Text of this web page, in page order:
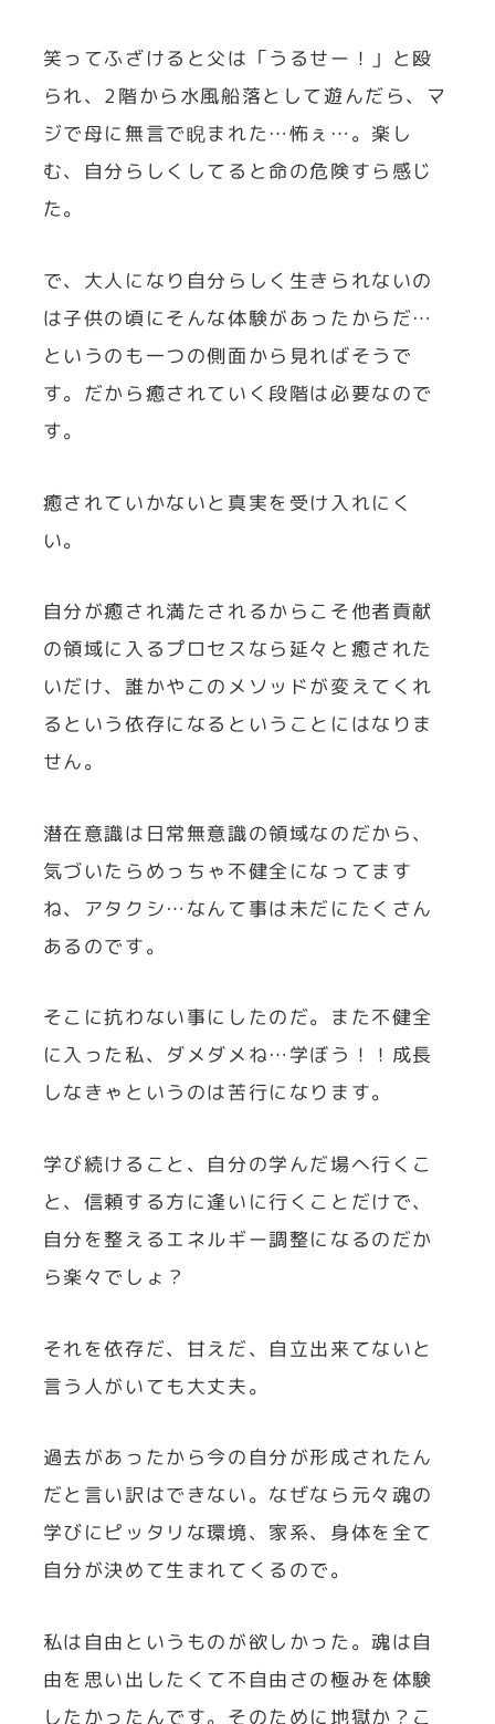
笑ってふざけると父は「うるせー！」と殴
られ、2階から水風船落として遊んだら、マ
ジで母に無言で睨まれた…怖ぇ…。楽し
む、自分らしくしてると命の危険すら感じ
た。
で、大人になり自分らしく生きられないの
は子供の頃にそんな体験があったからだ…
というのも一つの側面から見ればそうで
す。だから癒されていく段階は必要なので
す。
癒されていかないと真実を受け入れにく
い。
自分が癒され満たされるからこそ他者貢献
の領域に入るプロセスなら延々と癒された
いだけ、誰かやこのメソッドが変えてくれ
るという依存になるということにはなりま
せん。
潜在意識は日常無意識の領域なのだから、
気づいたらめっちゃ不健全になってます
ね、アタクシ…なんて事は未だにたくさん
あるのです。
そこに抗わない事にしたのだ。また不健全
に入った私、ダメダメね…学ぼう！！成長
しなきゃというのは苦行になります。
学び続けること、自分の学んだ場へ行くこ
と、信頼する方に逢いに行くことだけで、
自分を整えるエネルギー調整になるのだか
ら楽々でしょ？
それを依存だ、甘えだ、自立出来てないと
言う人がいても大丈夫。
過去があったから今の自分が形成されたん
だと言い訳はできない。なぜなら元々魂の
学びにピッタリな環境、家系、身体を全て
自分が決めて生まれてくるので。
私は自由というものが欲しかった。魂は自
由を思い出したくて不自由さの極みを体験
したかったんです。そのために地獄か？こ